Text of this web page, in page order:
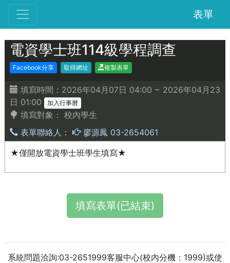
表單
電資學士班114級學程調查
Facebook分享 取得網址 複製表單
填寫時間：2026年04月07日 04:00 ~ 2026年04月23
日 01:00
加入行事曆
填寫對象： 校內學生
表單聯絡人：
廖源鳳 03-2654061
★僅開放電資學士班學生填寫★
填寫表單(已結束)
系統問題洽詢:03-2651999客服中心(校內分機：1999)或使